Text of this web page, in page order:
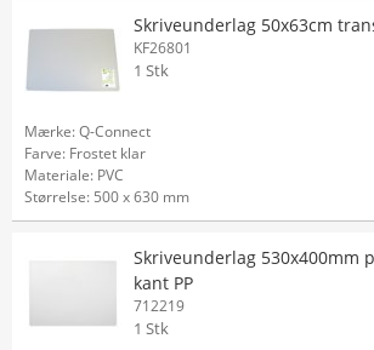
Skriveunderlag 50x63cm
KF26801
1 Stk
Mærke: Q-Connect
Farve: Frostet klar
Materiale: PVC
Størrelse: 500 x 630 mm
Skriveunderlag 530x400mm
kant PP
712219
1 Stk